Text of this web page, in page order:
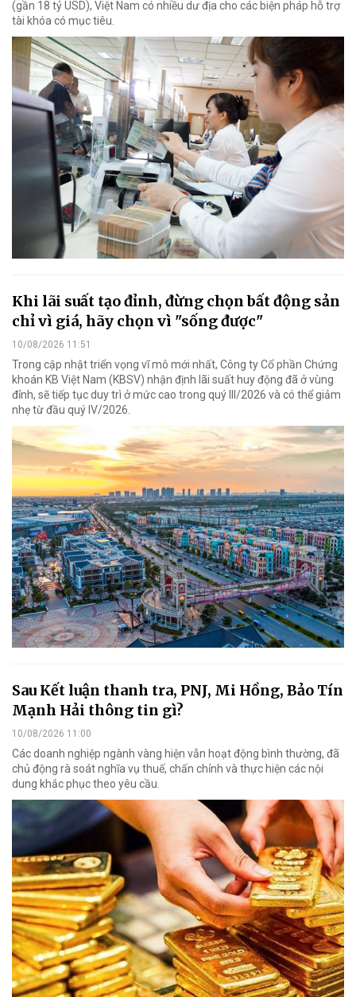
(gần 18 tỷ USD), Việt Nam có nhiều dư địa cho các biện pháp hỗ trợ
tài khóa có mục tiêu.
Khi lãi suất tạo đỉnh, đừng chọn bất động sản
chỉ vì giá, hãy chọn vì "sống được"
10/08/2026 11:51
Trong cập nhật triển vọng vĩ mô mới nhất, Công ty Cổ phần Chứng
khoán KB Việt Nam (KBSV) nhận định lãi suất huy động đã ở vùng
đỉnh, sẽ tiếp tục duy trì ở mức cao trong quý III/2026 và có thể giảm
nhẹ từ đầu quý IV/2026.
Sau Kết luận thanh tra, PNJ, Mi Hồng, Bảo Tín
Mạnh Hải thông tin gì?
10/08/2026 11:00
Các doanh nghiệp ngành vàng hiện vẫn hoạt động bình thường, đã
chủ động rà soát nghĩa vụ thuế, chấn chỉnh và thực hiện các nội
dung khắc phục theo yêu cầu.